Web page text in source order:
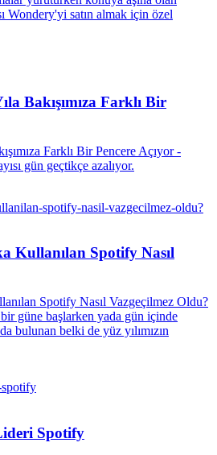
Wondery'yi satın almak için özel
Bakışımıza Farklı Bir
Farklı Bir Pencere Açıyor -
gün geçtikçe azalıyor.
Kullanılan Spotify Nasıl
Spotify Nasıl Vazgeçilmez Oldu?
güne başlarken yada gün içinde
bulunan belki de yüz yılımızın
Spotify